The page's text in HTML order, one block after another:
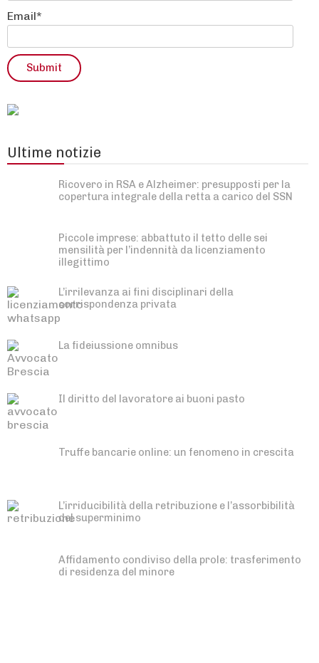
Email*
Ultime notizie
Ricovero in RSA e Alzheimer: presupposti per la
copertura integrale della retta a carico del SSN
Piccole imprese: abbattuto il tetto delle sei
mensilità per l’indennità da licenziamento
illegittimo
L’irrilevanza ai fini disciplinari della
corrispondenza privata
La fideiussione omnibus
Il diritto del lavoratore ai buoni pasto
Truffe bancarie online: un fenomeno in crescita
L’irriducibilità della retribuzione e l’assorbibilità
del superminimo
Affidamento condiviso della prole: trasferimento
di residenza del minore